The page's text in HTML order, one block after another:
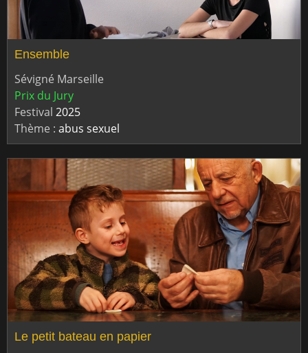
Ensemble
Sévigné Marseille
Prix du Jury
Festival 2025
Thème : abus sexuel
Le petit bateau en papier